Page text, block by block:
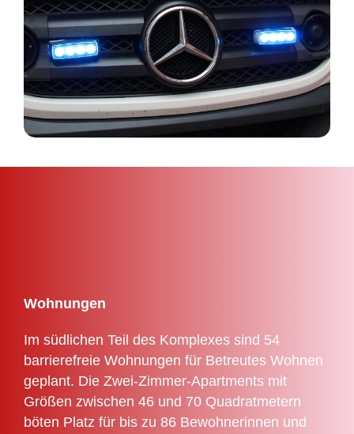
Wohnungen
Im südlichen Teil des Komplexes sind 54
barrierefreie Wohnungen für Betreutes Wohnen
geplant. Die Zwei-Zimmer-Apartments mit
Größen zwischen 46 und 70 Quadratmetern
böten Platz für bis zu 86 Bewohnerinnen und